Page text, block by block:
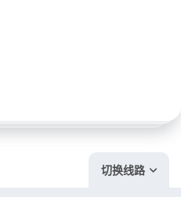
切换线路